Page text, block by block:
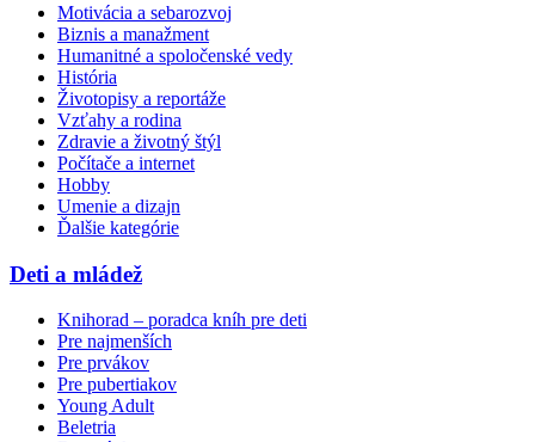
Motivácia a sebarozvoj
Biznis a manažment
Humanitné a spoločenské vedy
História
Životopisy a reportáže
Vzťahy a rodina
Zdravie a životný štýl
Počítače a internet
Hobby
Umenie a dizajn
Ďalšie kategórie
Deti a mládež
Knihorad – poradca kníh pre deti
Pre najmenších
Pre prvákov
Pre pubertiakov
Young Adult
Beletria